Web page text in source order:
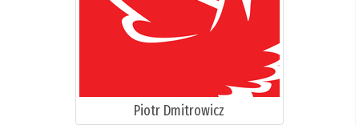
Piotr Dmitrowicz